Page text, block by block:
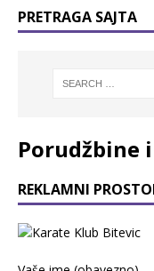
PRETRAGA SAJTA
Porudžbine
REKLAMNI